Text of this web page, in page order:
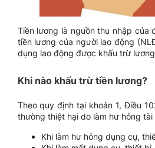
Tiền lương là nguồn thu nhập
tiền lương của người lao động
dụng lao động được khấu trừ
Khi nào khấu trừ tiền lương?
Theo quy định tại khoản 1, Điều
thường thiệt hại do làm hư hỏng
Khi làm hư hỏng dụng cụ,